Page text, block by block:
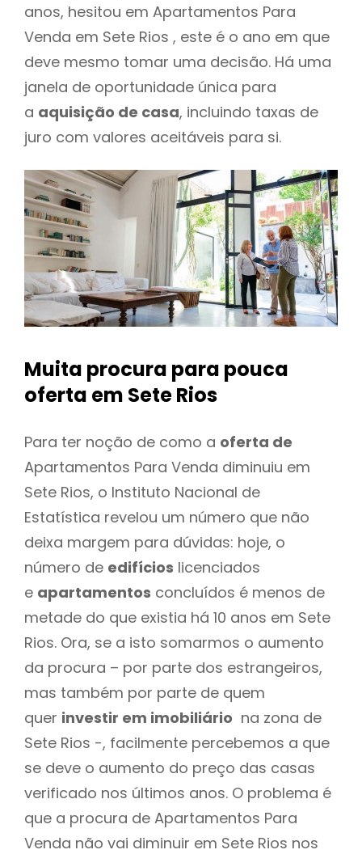
anos, hesitou em Apartamentos Para
Venda em Sete Rios , este é o ano em que
deve mesmo tomar uma decisão. Há uma
janela de oportunidade única para
a aquisição de casa, incluindo taxas de
juro com valores aceitáveis para si.
Muita procura para pouca
oferta em Sete Rios
Para ter noção de como a oferta de
Apartamentos Para Venda diminuiu em
Sete Rios, o Instituto Nacional de
Estatística revelou um número que não
deixa margem para dúvidas: hoje, o
número de edifícios licenciados
e apartamentos concluídos é menos de
metade do que existia há 10 anos em Sete
Rios. Ora, se a isto somarmos o aumento
da procura – por parte dos estrangeiros,
mas também por parte de quem
quer investir em imobiliário na zona de
Sete Rios -, facilmente percebemos a que
se deve o aumento do preço das casas
verificado nos últimos anos. O problema é
que a procura de Apartamentos Para
Venda não vai diminuir em Sete Rios nos